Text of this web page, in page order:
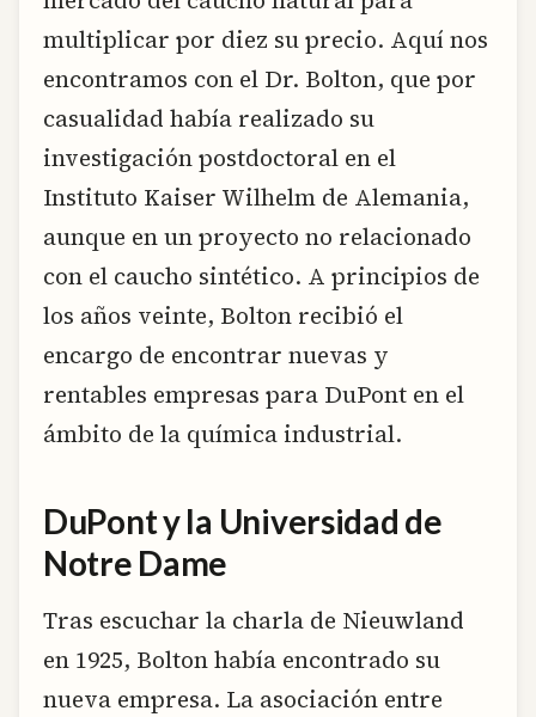
multiplicar por diez su precio. Aquí nos
encontramos con el Dr. Bolton, que por
casualidad había realizado su
investigación postdoctoral en el
Instituto Kaiser Wilhelm de Alemania,
aunque en un proyecto no relacionado
con el caucho sintético. A principios de
los años veinte, Bolton recibió el
encargo de encontrar nuevas y
rentables empresas para DuPont en el
ámbito de la química industrial.
DuPont y la Universidad de
Notre Dame
Tras escuchar la charla de Nieuwland
en 1925, Bolton había encontrado su
nueva empresa. La asociación entre